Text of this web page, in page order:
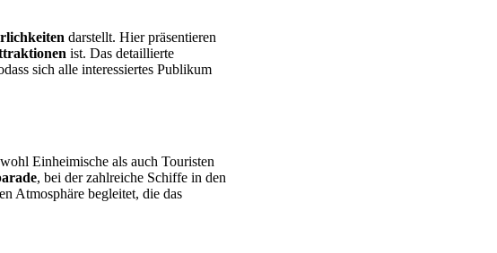
darstellt. Hier präsentieren
ist. Das detaillierte
sich alle interessiertes Publikum
Einheimische als auch Touristen
, bei der zahlreiche Schiffe in den
Atmosphäre begleitet, die das